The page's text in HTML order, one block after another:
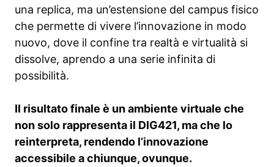
una replica, ma un’estensione del campus fisico
che permette di vivere l’innovazione in modo
nuovo, dove il confine tra realtà e virtualità si
dissolve, aprendo a una serie infinita di
possibilità.
Il risultato finale è un ambiente virtuale che
non solo rappresenta il DIG421, ma che lo
reinterpreta, rendendo l’innovazione
accessibile a chiunque, ovunque.